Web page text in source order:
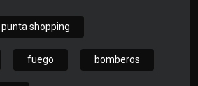
punta shopping
fuego bomberos